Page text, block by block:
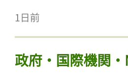
1日前
政府・国際機関・